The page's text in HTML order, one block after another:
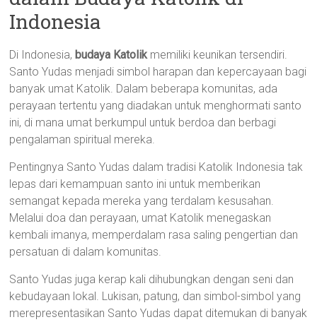
Indonesia
Di Indonesia, budaya Katolikmemiliki keunikan tersendiri.
Santo Yudas menjadi simbol harapan dan kepercayaan bagi
banyak umat Katolik. Dalam beberapa komunitas, ada
perayaan tertentu yang diadakan untuk menghormati santo
ini, di mana umat berkumpul untuk berdoa dan berbagi
pengalaman spiritual mereka.
Pentingnya Santo Yudas dalam tradisi Katolik Indonesia tak
lepas dari kemampuan santo ini untuk memberikan
semangat kepada mereka yang terdalam kesusahan.
Melalui doa dan perayaan, umat Katolik menegaskan
kembali imanya, memperdalam rasa saling pengertian dan
persatuan di dalam komunitas.
Santo Yudas juga kerap kali dihubungkan dengan seni dan
kebudayaan lokal. Lukisan, patung, dan simbol-simbol yang
merepresentasikan Santo Yudas dapat ditemukan di banyak